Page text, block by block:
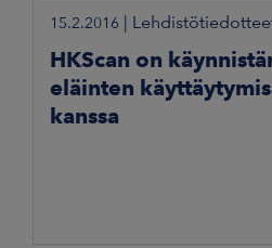
15.2.2016
HKScan on
eläinten
kanssa